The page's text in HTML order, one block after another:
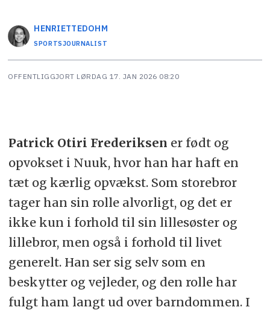
HENRIETTEDOHM
SPORTSJOURNALIST
OFFENTLIGGJORT LØRDAG 17. JAN 2026 08:20
Patrick Otiri Frederiksen er født og
opvokset i Nuuk, hvor han har haft en
tæt og kærlig opvækst. Som storebror
tager han sin rolle alvorligt, og det er
ikke kun i forhold til sin lillesøster og
lillebror, men også i forhold til livet
generelt. Han ser sig selv som en
beskytter og vejleder, og den rolle har
fulgt ham langt ud over barndommen. I